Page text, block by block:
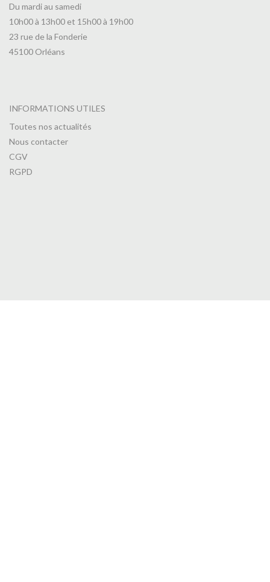
Du mardi au samedi
10h00 à 13h00 et 15h00 à 19h00
23 rue de la Fonderie
45100 Orléans
INFORMATIONS UTILES
Toutes nos actualités
Nous contacter
CGV
RGPD